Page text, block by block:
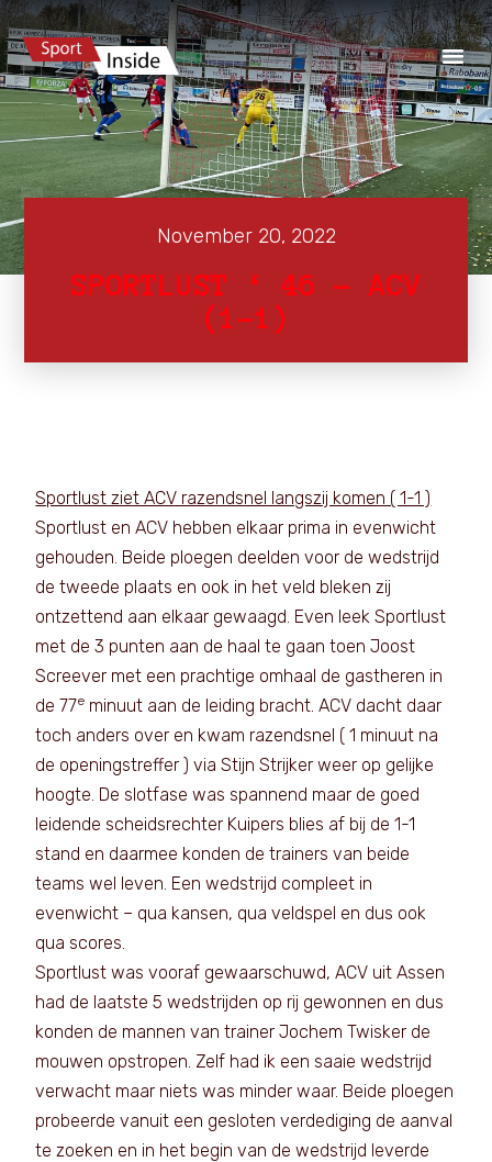
November 20, 2022
SPORTLUST ‘ 46 – ACV
(1-1)
Sportlust ziet ACV razendsnel langszij komen ( 1-1 )
Sportlust en ACV hebben elkaar prima in evenwicht
gehouden. Beide ploegen deelden voor de wedstrijd
de tweede plaats en ook in het veld bleken zij
ontzettend aan elkaar gewaagd. Even leek Sportlust
met de 3 punten aan de haal te gaan toen Joost
Screever met een prachtige omhaal de gastheren in
de 77e minuut aan de leiding bracht. ACV dacht daar
toch anders over en kwam razendsnel ( 1 minuut na
de openingstreffer ) via Stijn Strijker weer op gelijke
hoogte. De slotfase was spannend maar de goed
leidende scheidsrechter Kuipers blies af bij de 1-1
stand en daarmee konden de trainers van beide
teams wel leven. Een wedstrijd compleet in
evenwicht – qua kansen, qua veldspel en dus ook
qua scores.
Sportlust was vooraf gewaarschuwd, ACV uit Assen
had de laatste 5 wedstrijden op rij gewonnen en dus
konden de mannen van trainer Jochem Twisker de
mouwen opstropen. Zelf had ik een saaie wedstrijd
verwacht maar niets was minder waar. Beide ploegen
probeerde vanuit een gesloten verdediging de aanval
te zoeken en in het begin van de wedstrijd leverde